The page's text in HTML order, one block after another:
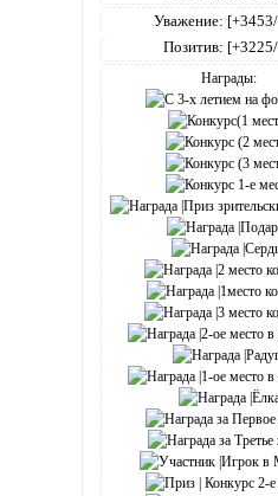
Уважение:
Позитив:
Награды: